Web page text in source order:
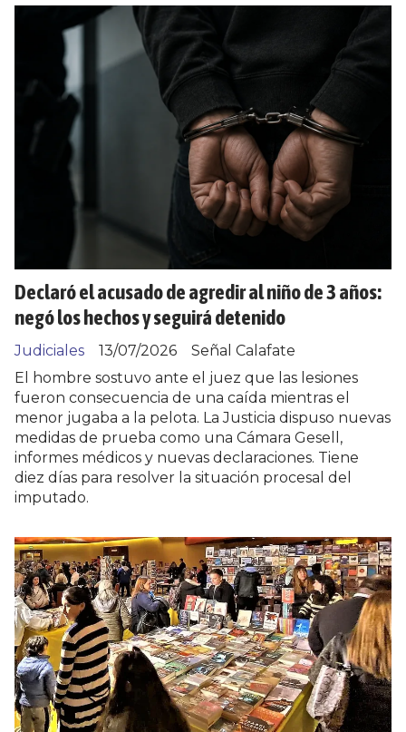
Declaró el acusado de agredir al niño de 3 años:
negó los hechos y seguirá detenido
Señal Calafate
Judiciales
13/07/2026
El hombre sostuvo ante el juez que las lesiones
fueron consecuencia de una caída mientras el
menor jugaba a la pelota. La Justicia dispuso nuevas
medidas de prueba como una Cámara Gesell,
informes médicos y nuevas declaraciones. Tiene
diez días para resolver la situación procesal del
imputado.